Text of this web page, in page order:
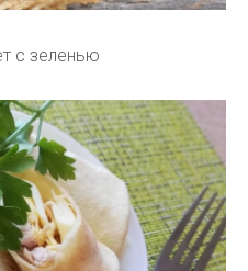
с зеленью